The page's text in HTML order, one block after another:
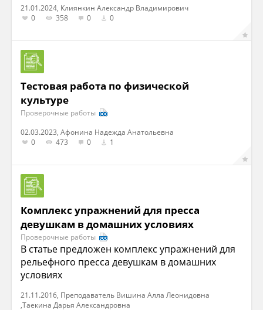
21.01.2024, Клиянкин Александр Владимирович
0
358 0 0
Тестовая работа по физической
культуре
Проверочные работы
02.03.2023, Афонина Надежда Анатольевна
0
473 0 1
Комплекс упражнений для пресса
девушкам в домашних условиях
Проверочные работы
В статье предложен комплекс упражнений для
рельефного пресса девушкам в домашних
условиях
21.11.2016, Преподаватель Вишина Алла Леонидовна
,Таекина Дарья Александровна